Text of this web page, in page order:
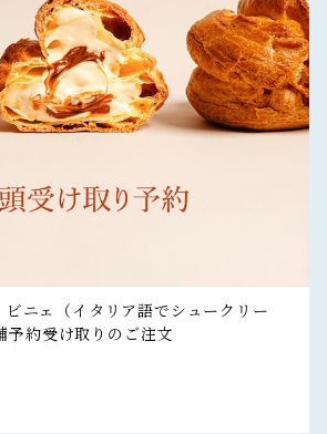
ニェ（イタリア語でシュークリー
予約受け取りのご注文